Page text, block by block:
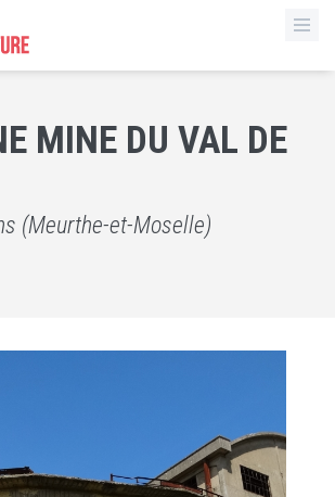
MINE DU VAL DE
(Meurthe-et-Moselle)